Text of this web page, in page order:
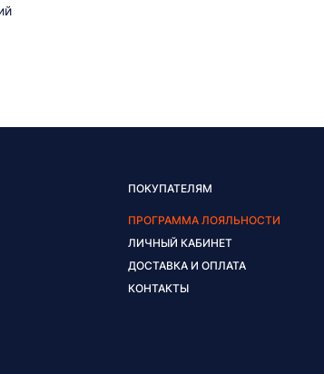
ПОКУПАТЕЛЯМ
ПРОГРАММА ЛОЯЛЬНОСТИ
ЛИЧНЫЙ КАБИНЕТ
ДОСТАВКА И ОПЛАТА
КОНТАКТЫ